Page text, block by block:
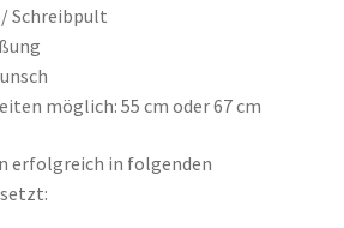
Schreibpult
möglich: 55 cm oder 67 cm
erfolgreich in folgenden